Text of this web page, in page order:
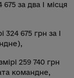
675 за два I місця
324 675 грн за I
259 740 грн
командне,